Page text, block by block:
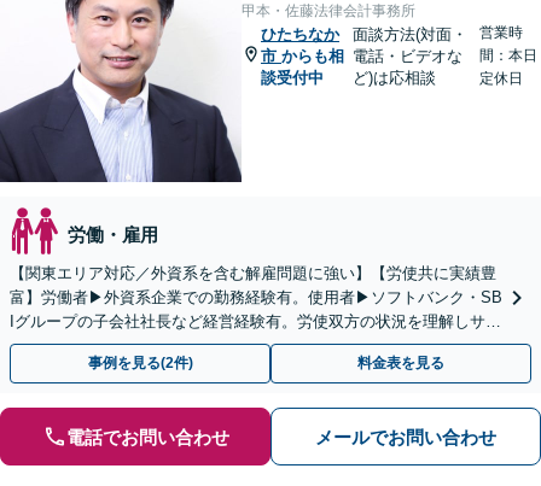
甲本・佐藤法律会計事務所
ひたちなか
市 からも相
談受付中
面談方法(対面・
電話・ビデオな
ど)は応相談
営業時
間：本日
定休日
労働・雇用
【関東エリア対応／外資系を含む解雇問題に強い】【労使共に実績豊
富】労働者▶︎外資系企業での勤務経験有。使用者▶︎ソフトバンク・SB
Iグループの子会社社長など経営経験有。労使双方の状況を理解しサポ
ート【米国公認会計士│英語対応可｜税理士在籍】
事例を見る(2件) 料金表を見る
電話でお問い合わせ メールでお問い合わせ